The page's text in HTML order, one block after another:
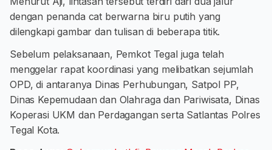
dengan penanda cat berwarna biru putih yang
dilengkapi gambar dan tulisan di beberapa titik.
Sebelum pelaksanaan, Pemkot Tegal juga telah
menggelar rapat koordinasi yang melibatkan sejumlah
OPD, di antaranya Dinas Perhubungan, Satpol PP,
Dinas Kepemudaan dan Olahraga dan Pariwisata, Dinas
Koperasi UKM dan Perdagangan serta Satlantas Polres
Tegal Kota.